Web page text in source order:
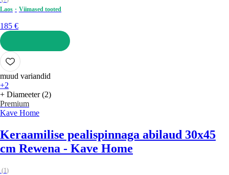
Laos
Viimased tooted
185 €
LISA OSTUKORVI
muud variandid
+2
+ Diameeter (2)
Premium
Kave Home
Keraamilise pealispinnaga abilaud 30x45
cm Rewena - Kave Home
(1)